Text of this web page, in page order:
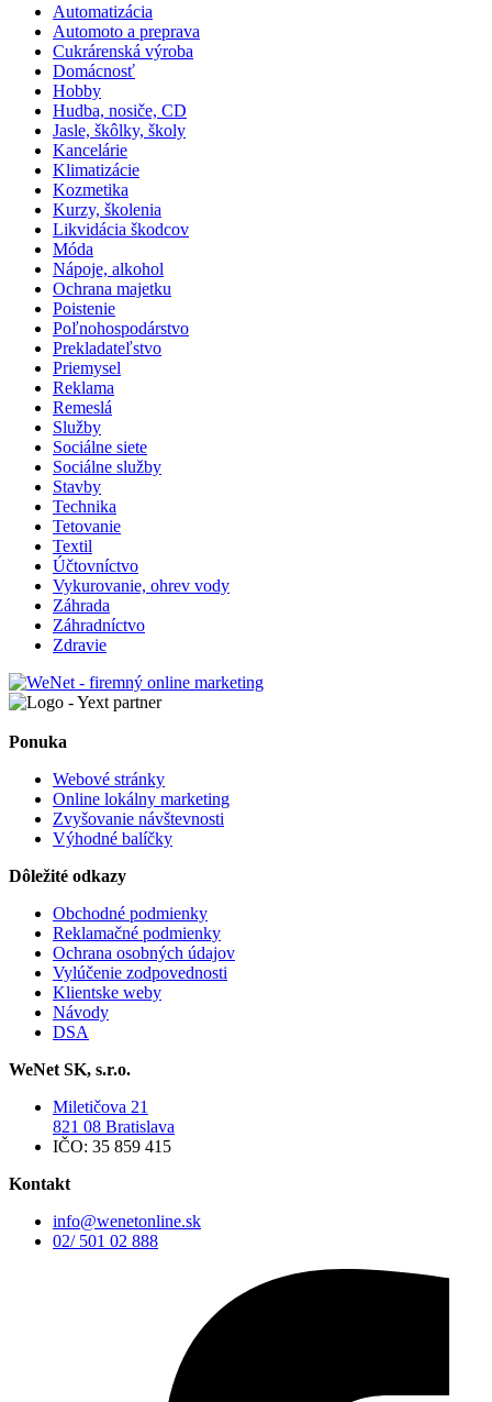
Automatizácia
Automoto a preprava
Cukrárenská výroba
Domácnosť
Hobby
Hudba, nosiče, CD
Jasle, škôlky, školy
Kancelárie
Klimatizácie
Kozmetika
Kurzy, školenia
Likvidácia škodcov
Móda
Nápoje, alkohol
Ochrana majetku
Poistenie
Poľnohospodárstvo
Prekladateľstvo
Priemysel
Reklama
Remeslá
Služby
Sociálne siete
Sociálne služby
Stavby
Technika
Tetovanie
Textil
Účtovníctvo
Vykurovanie, ohrev vody
Záhrada
Záhradníctvo
Zdravie
Ponuka
Webové stránky
Online lokálny marketing
Zvyšovanie návštevnosti
Výhodné balíčky
Dôležité odkazy
Obchodné podmienky
Reklamačné podmienky
Ochrana osobných údajov
Vylúčenie zodpovednosti
Klientske weby
Návody
DSA
WeNet SK, s.r.o.
Miletičova 21
821 08 Bratislava
IČO: 35 859 415
Kontakt
info@wenetonline.sk
02/ 501 02 888